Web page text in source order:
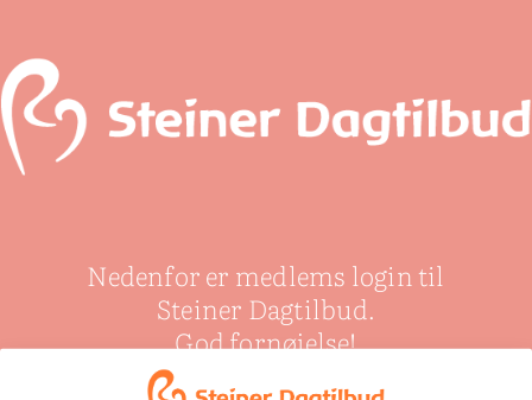
Nedenfor er medlems login til
Steiner Dagtilbud.
God fornøjelse!